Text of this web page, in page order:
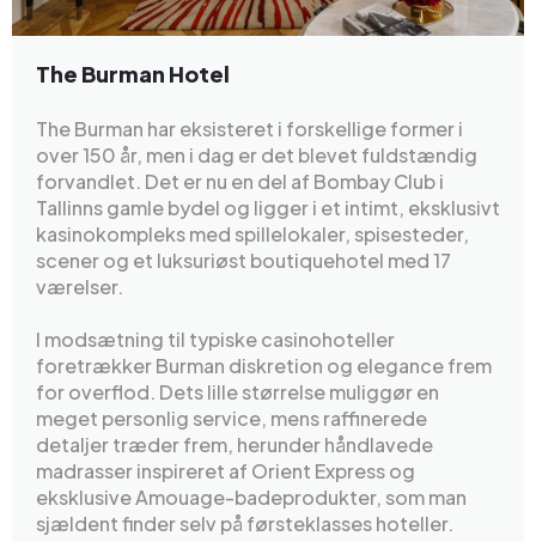
The Burman Hotel
The Burman har eksisteret i forskellige former i
over 150 år, men i dag er det blevet fuldstændig
forvandlet. Det er nu en del af Bombay Club i
Tallinns gamle bydel og ligger i et intimt, eksklusivt
kasinokompleks med spillelokaler, spisesteder,
scener og et luksuriøst boutiquehotel med 17
værelser.
I modsætning til typiske casinohoteller
foretrækker Burman diskretion og elegance frem
for overflod. Dets lille størrelse muliggør en
meget personlig service, mens raffinerede
detaljer træder frem, herunder håndlavede
madrasser inspireret af Orient Express og
eksklusive Amouage-badeprodukter, som man
sjældent finder selv på førsteklasses hoteller.